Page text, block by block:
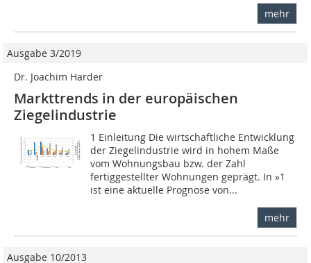
mehr
Ausgabe 3/2019
Dr. Joachim Harder
Markttrends in der europäischen
Ziegelindustrie
1 Einleitung Die wirtschaftliche Entwicklung
der Ziegelindustrie wird in hohem Maße
vom Wohnungsbau bzw. der Zahl
fertiggestellter Wohnungen geprägt. In »1
ist eine aktuelle Prognose von...
mehr
Ausgabe 10/2013